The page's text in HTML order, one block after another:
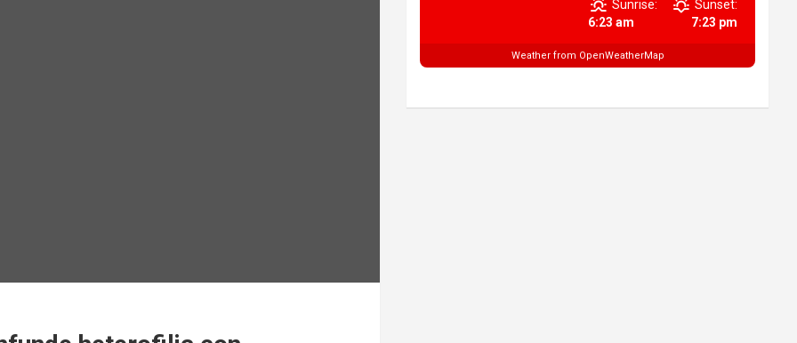
Sunrise:
6:23 am
Sunset:
7:23 pm
Weather from OpenWeatherMap